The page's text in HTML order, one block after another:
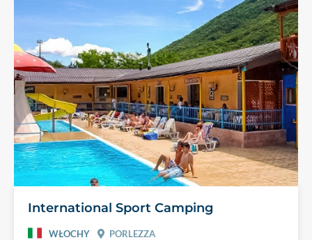
International Sport Camping
WŁOCHY PORLEZZA